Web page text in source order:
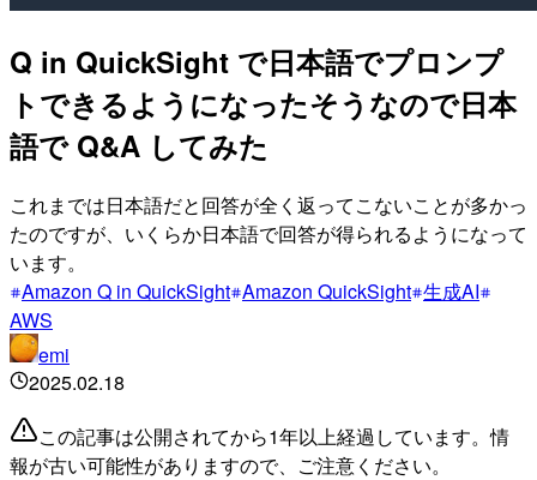
Q in QuickSight で日本語でプロンプ
トできるようになったそうなので日本
語で Q&A してみた
これまでは日本語だと回答が全く返ってこないことが多かっ
たのですが、いくらか日本語で回答が得られるようになって
います。
Amazon Q in QuickSight Amazon QuickSight 生成AI
AWS
emi
2025.02.18
この記事は公開されてから1年以上経過しています。情
報が古い可能性がありますので、ご注意ください。